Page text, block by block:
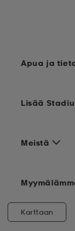
Apua ja
Meistä
Lisää
Karttaan